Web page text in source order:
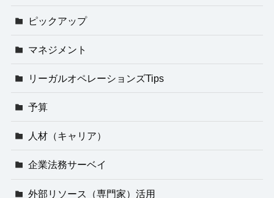
ピックアップ
マネジメント
リーガルオペレーションズTips
予算
人材（キャリア）
企業法務サーベイ
外部リソース（専門家）活用